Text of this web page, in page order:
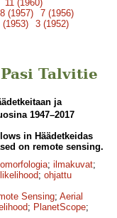
11 (1960)
8 (1957)
7 (1956)
(1953)
3 (1952)
Talvitie
ja
1947–2017
in Häädetkeidas
on remote sensing.
; ilmakuvat;
; ohjattu
Sensing; Aerial
; PlanetScope;